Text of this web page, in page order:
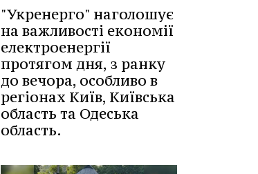
"Укренерго" наголошує
на важливості економії
електроенергії
протягом дня, з ранку
до вечора, особливо в
регіонах Київ, Київська
область та Одеська
область.